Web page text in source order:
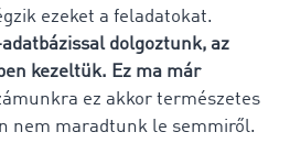
ezeket a feladatokat.
dolgoztunk, az
kezeltük. Ez ma már
ez akkor természetes
nem maradtunk le semmiről.